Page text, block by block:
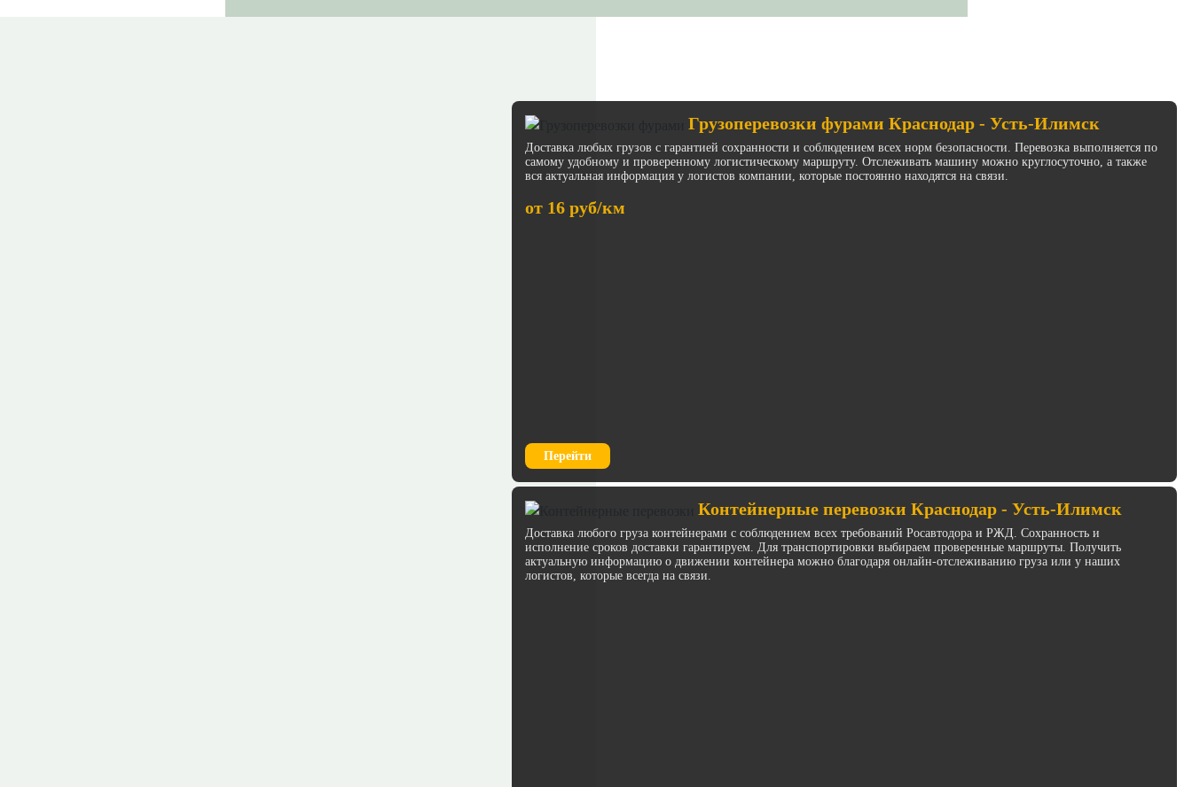
Грузоперевозки фурами Краснодар - Усть-Илимск
Доставка любых грузов с гарантией сохранности и соблюдением всех норм безопасности. Перевозка выполняется по
самому удобному и проверенному логистическому маршруту. Отслеживать машину можно круглосуточно, а также
вся актуальная информация у логистов компании, которые постоянно находятся на связи.
от 16 руб/км
Перейти
Контейнерные перевозки Краснодар - Усть-Илимск
Доставка любого груза контейнерами с соблюдением всех требований Росавтодора и РЖД. Сохранность и
исполнение сроков доставки гарантируем. Для транспортировки выбираем проверенные маршруты. Получить
актуальную информацию о движении контейнера можно благодаря онлайн-отслеживанию груза или у наших
логистов, которые всегда на связи.